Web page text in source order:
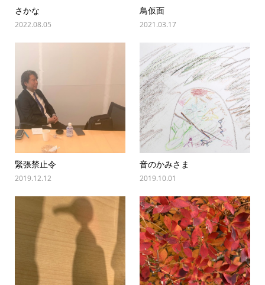
さかな
2022.08.05
鳥仮面
2021.03.17
緊張禁止令
2019.12.12
音のかみさま
2019.10.01